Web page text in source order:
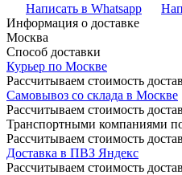
Написать в Whatsapp
Информация о доставке
Москва
Способ доставки
Курьер по Москве
Рассчитываем стоимость
Самовывоз со склада в Москве
Рассчитываем стоимость
Транспортными компаниями
Рассчитываем стоимость
Доставка в ПВЗ Яндекс
Рассчитываем стоимость